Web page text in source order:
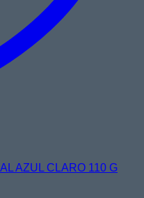
AZUL CLARO 110 G